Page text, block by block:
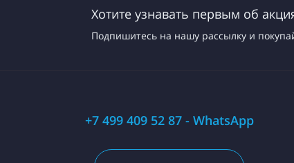
Хотите узнавать первым об
Подпишитесь на нашу рассылку и
+7 499 409 52 87 - WhatsApp